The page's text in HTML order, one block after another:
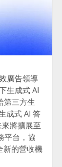
廣告領導
生成式 AI
第三方生
成式 AI 答
將擴展至
平台，協
新的營收機